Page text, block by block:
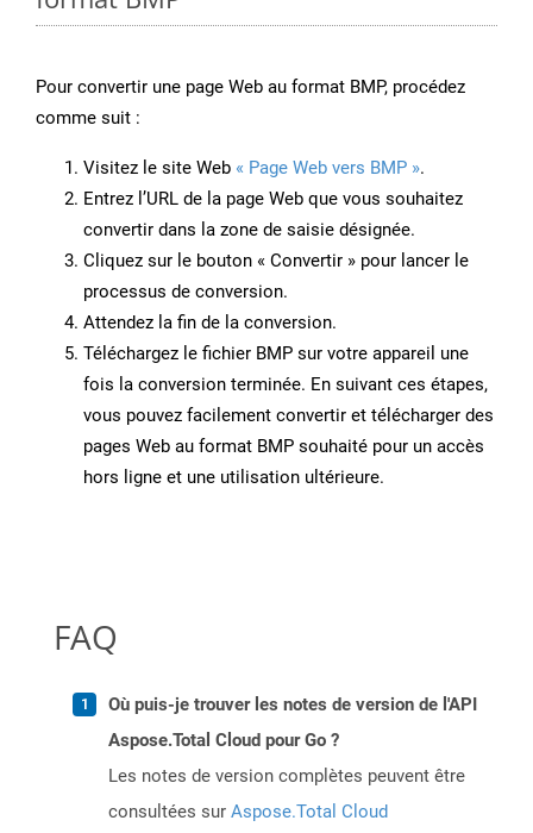
Pour convertir une page Web au format BMP, procédez
comme suit :
Visitez le site Web « Page Web vers BMP ».
Entrez l’URL de la page Web que vous souhaitez
convertir dans la zone de saisie désignée.
Cliquez sur le bouton « Convertir » pour lancer le
processus de conversion.
Attendez la fin de la conversion.
Téléchargez le fichier BMP sur votre appareil une
fois la conversion terminée. En suivant ces étapes,
vous pouvez facilement convertir et télécharger des
pages Web au format BMP souhaité pour un accès
hors ligne et une utilisation ultérieure.
FAQ
Où puis-je trouver les notes de version de l'API
Aspose.Total Cloud pour Go ?
Les notes de version complètes peuvent être
consultées sur Aspose.Total Cloud